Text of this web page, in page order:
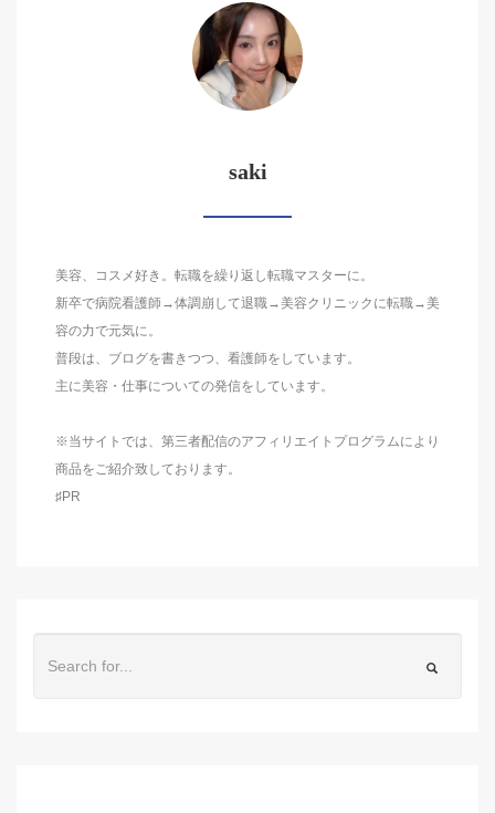
saki
美容、コスメ好き。転職を繰り返し転職マスターに。
新卒で病院看護師→体調崩して退職→美容クリニックに転職→美
容の力で元気に。
普段は、ブログを書きつつ、看護師をしています。
主に美容・仕事についての発信をしています。
※当サイトでは、第三者配信のアフィリエイトプログラムにより
商品をご紹介致しております。
♯PR